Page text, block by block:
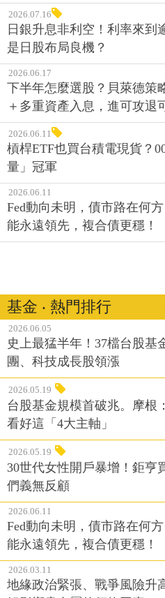
2026.07.16
日銀升息非利空！利率來到
是日股布局良機？
2026.06.17
下半年怎麼選股？貝萊德策
＋多重資產入息，進可攻退
2026.06.11
槓桿ETF也買台積電現貨？
量」冠軍
2026.06.11
Fed動向未明，債市路在何
能永遠領先，複合債更穩！
基金 ‧ 熱門排行
2026.06.05
史上最猛半年！37檔台股基
團、科技成長股領漲
2026.05.19
台股基金規模首破兆。摩根
看好這「4大主軸」
2026.05.19
30世代女性開戶暴增！鉅亨
們義無反顧
2026.06.11
Fed動向未明，債市路在何
能永遠領先，複合債更穩！
2026.03.11
地緣政治緊張、戰爭風險升